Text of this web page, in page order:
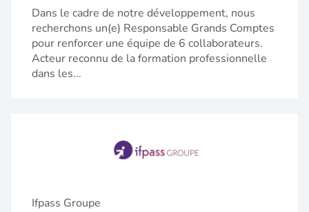
Dans le cadre de notre développement, nous
recherchons un(e) Responsable Grands Comptes
pour renforcer une équipe de 6 collaborateurs.
Acteur reconnu de la formation professionnelle
dans les...
Ifpass Groupe